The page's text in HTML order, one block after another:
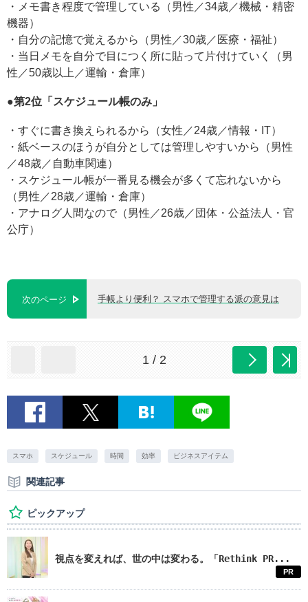
・メモ書き程度で管理している（男性／34歳／機械・精密
機器）
・自分の記憶で覚えるから（男性／30歳／医療・福祉）
・当日メモを自分で目につく所に貼って片付けていく（男
性／50歳以上／運輸・倉庫）
●第2位「スケジュール帳のみ」
・すぐに書き換えられるから（女性／24歳／情報・IT）
・紙ベースのほうが自分としては管理しやすいから（男性
／48歳／自動車関連）
・スケジュール帳が一番見る機会が多くて忘れないから
（男性／28歳／運輸・倉庫）
・アナログ人間なので（男性／26歳／団体・公益法人・官
公庁）
次のページ 手帳より便利？ スマホで管理する派の意見は
1 / 2
スマホ スケジュール 時間 効率 ビジネスアイテム
関連記事
ピックアップ
視点を変えれば、世の中は変わる。「Rethink PR...
PR